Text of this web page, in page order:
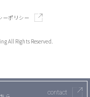
contact
ーポリシー
All Rights Reserved.